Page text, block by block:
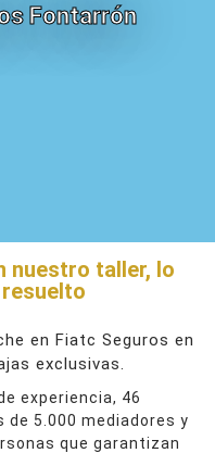
Fontarrón
nuestro taller, lo
en Fiatc Seguros en
exclusivas.
experiencia, 46
de 5.000 mediadores y
que garantizan